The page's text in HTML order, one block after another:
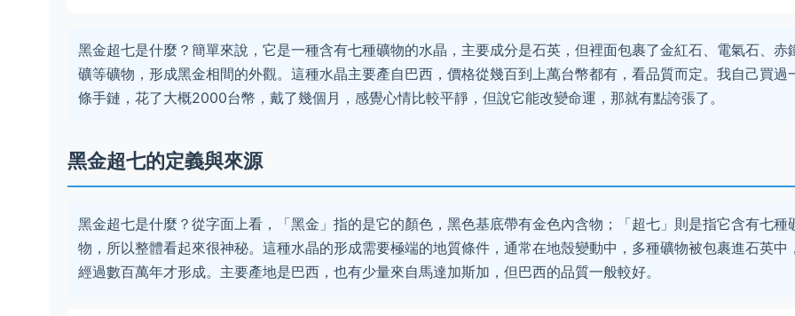
黑金超七是什麼？簡單來說，它是一種含有七種礦物的水晶，主要成分是石英，但裡面包裹了金紅石、電氣石、赤
礦等礦物，形成黑金相間的外觀。這種水晶主要產自巴西，價格從幾百到上萬台幣都有，看品質而定。我自己買過
條手鏈，花了大概2000台幣，戴了幾個月，感覺心情比較平靜，但說它能改變命運，那就有點誇張了。
黑金超七的定義與來源
黑金超七是什麼？從字面上看，「黑金」指的是它的顏色，黑色基底帶有金色內含物；「超七」則是指它含有七種
物，所以整體看起來很神秘。這種水晶的形成需要極端的地質條件，通常在地殼變動中，多種礦物被包裹進石英中
經過數百萬年才形成。主要產地是巴西，也有少量來自馬達加斯加，但巴西的品質一般較好。